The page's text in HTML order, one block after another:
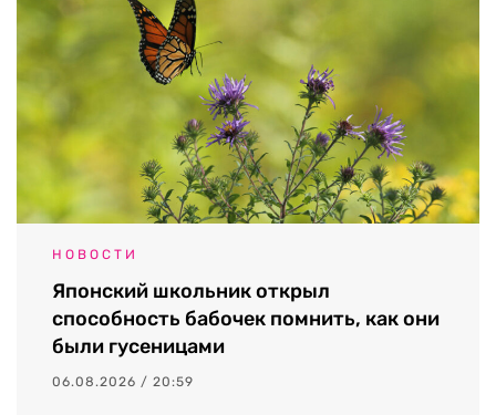
НОВОСТИ
Японский школьник открыл
способность бабочек помнить, как они
были гусеницами
06.08.2026 / 20:59